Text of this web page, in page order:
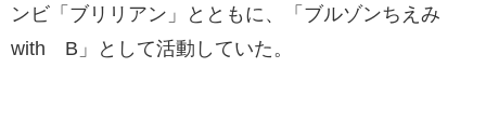
ンビ「ブリリアン」とともに、「ブルゾンちえみ
with B」として活動していた。